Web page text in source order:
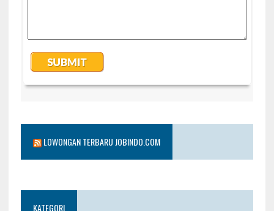
LOWONGAN TERBARU JOBINDO.COM
KATEGORI